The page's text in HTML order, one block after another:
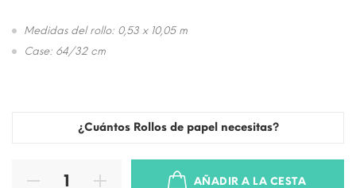
Medidas del rollo: 0,53 x 10,05 m
Case: 64/32 cm
¿Cuántos Rollos de papel necesitas?
AÑADIR A LA CESTA